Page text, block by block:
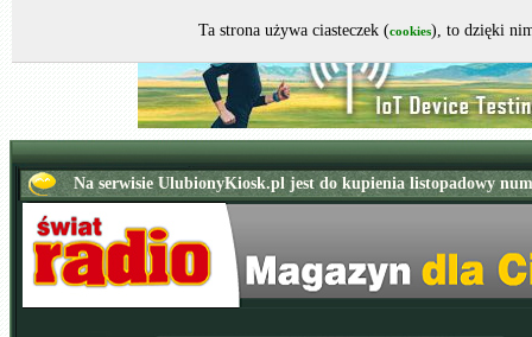
Ta strona używa ciasteczek (cookies), to dzięki